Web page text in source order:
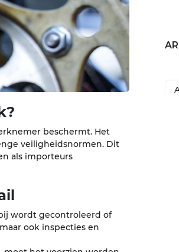
beschermt. Het
veiligheidsnormen. Dit
als importeurs
wordt gecontroleerd of
ook inspecties en